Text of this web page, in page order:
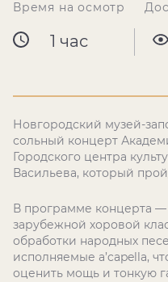
Время на осмотр
1 час
Новгородский музей-
сольный концерт
Городского центра
Васильева, который
В программе концерта
зарубежной хоровой
обработки народных
исполняемые a’capella,
оценить мощь и тонкую